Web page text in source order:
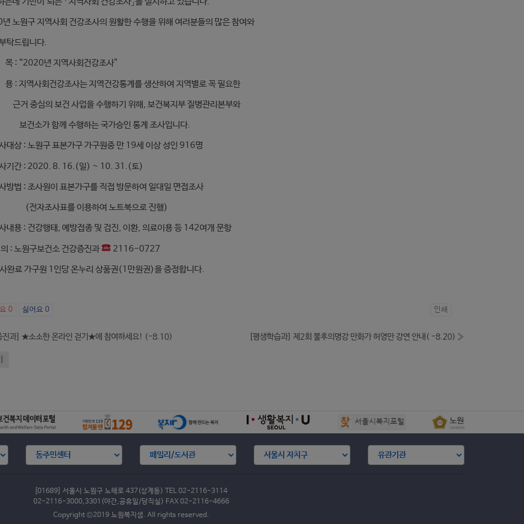
노원구 지역사회 건강조사의 원활한 수행을 위해 여러분들의 많은 참여와
탁드립니다.
: “2020년 지역사회건강조사”
: 지역사회건강조사는 지역건강통계를 생산하여 지역별로 꼭 필요한
중심의 보건 사업을 수행하기 위해, 보건복지부 질병관리본부와
소가 함께 수행하는 국가승인 통계 조사입니다.
대상 : 노원구 표본가구 가구원중 만 19세 이상 성인 916명
기간 : 2020. 8. 16.(일) ~ 10. 31.(토)
방법 : 조사원이 표본가구를 직접 방문하여 일대일 면접조사
조사표를 이용하여 노트북으로 진행)
내용 : 건강행태, 예방접종 및 검진, 이환, 의료이용 등 142여개 문항
: 노원구보건소 건강증진과 2116-0727
완료 가구원 1인당 온누리 상품권(1만원권)을 증정합니다.
0 싫어요 0 인쇄
진과] ★소소한 온라인 걷기★에 참여하세요! (-8.10) [평생학습과] 제2회 불후의명강 만화가 허영만 강연 안내( -8.20) »
[01689] 서울시 노원구 노해로 437(상계동) TEL 02-2116-3114
02-2116-3000,3301(야간,공휴일/당직실) FAX 02-2116-4666
Copyright ©2019 노원복지샘. All rights reserved.